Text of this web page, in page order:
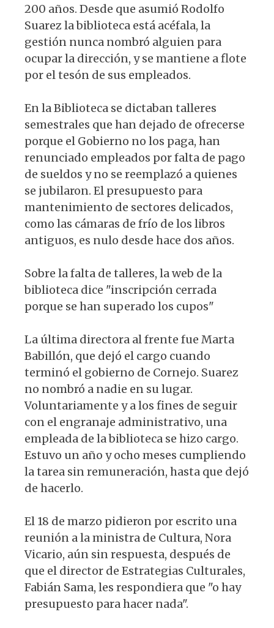
200 años. Desde que asumió Rodolfo
Suarez la biblioteca está acéfala, la
gestión nunca nombró alguien para
ocupar la dirección, y se mantiene a flote
por el tesón de sus empleados.
En la Biblioteca se dictaban talleres
semestrales que han dejado de ofrecerse
porque el Gobierno no los paga, han
renunciado empleados por falta de pago
de sueldos y no se reemplazó a quienes
se jubilaron. El presupuesto para
mantenimiento de sectores delicados,
como las cámaras de frío de los libros
antiguos, es nulo desde hace dos años.
Sobre la falta de talleres, la web de la
biblioteca dice "inscripción cerrada
porque se han superado los cupos"
La última directora al frente fue Marta
Babillón, que dejó el cargo cuando
terminó el gobierno de Cornejo. Suarez
no nombró a nadie en su lugar.
Voluntariamente y a los fines de seguir
con el engranaje administrativo, una
empleada de la biblioteca se hizo cargo.
Estuvo un año y ocho meses cumpliendo
la tarea sin remuneración, hasta que dejó
de hacerlo.
El 18 de marzo pidieron por escrito una
reunión a la ministra de Cultura, Nora
Vicario, aún sin respuesta, después de
que el director de Estrategias Culturales,
Fabián Sama, les respondiera que "o hay
presupuesto para hacer nada".